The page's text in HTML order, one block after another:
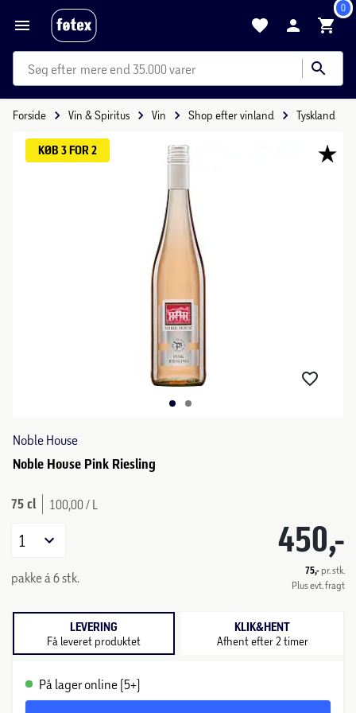
0
mere end 35.000 varer
Forside Vin & Spiritus Vin Shop efter vinland Tyskland
KØB 3 FOR 2
Noble House
Noble House Pink Riesling
75 cl 100,00 / L
450,-
75,- pr. stk.
Plus evt. fragt
1
pakke á 6 stk.
LEVERING
Få leveret produktet
KLIK&HENT
Afhent efter 2 timer
På lager online (5+)